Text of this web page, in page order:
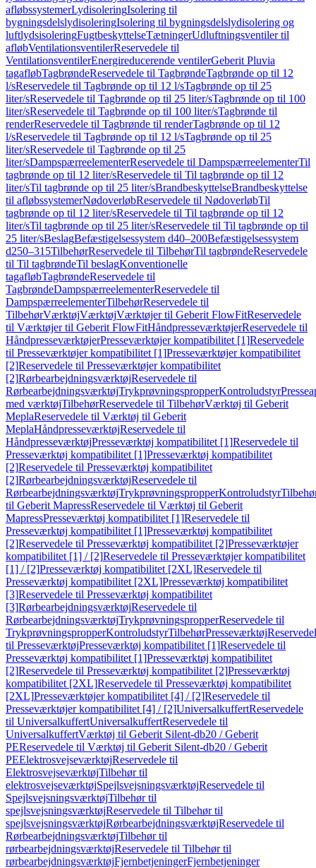
afløbssystemerLydisoleringIsolering til
bygningsdelslydisoleringIsolering til bygningsdelslydisolering og
luftlydsisoleringFugtbeskyttelseTætningerUdluftningsventiler til
afløbVentilationsventilerReservedele til
VentilationsventilerEnergireducerende ventilerGeberit Pluvia
tagafløbTagbrøndeReservedele til TagbrøndeTagbrønde op til 12
l/sReservedele til Tagbrønde op til 12 l/sTagbrønde op til 25
liter/sReservedele til Tagbrønde op til 25 liter/sTagbrønde op til 100
liter/sReservedele til Tagbrønde op til 100 liter/sTagbrønde til
renderReservedele til Tagbrønde til renderTagbrønde op til 12
l/sReservedele til Tagbrønde op til 12 l/sTagbrønde op til 25
liter/sReservedele til Tagbrønde op til 25
liter/sDampspærreelementerReservedele til DampspærreelementerTil
tagbrønde op til 12 liter/sReservedele til Til tagbrønde op til 12
liter/sTil tagbrønde op til 25 liter/sBrandbeskyttelseBrandbeskyttelse
til afløbssystemerNødoverløbReservedele til NødoverløbTil
tagbrønde op til 12 liter/sReservedele til Til tagbrønde op til 12
liter/sTil tagbrønde op til 25 liter/sReservedele til Til tagbrønde op til
25 liter/sBeslagBefæstigelsessystem d40–200Befæstigelsessystem
d250–315TilbehørReservedele til TilbehørTil tagbrøndeReservedele
til Til tagbrøndeTil beslagKonventionelle
tagafløbTagbrøndeReservedele til
TagbrøndeDampspærreelementerReservedele til
DampspærreelementerTilbehørReservedele til
TilbehørVærktøjVærktøjVærktøjer til Geberit FlowFitReservedele
til Værktøjer til Geberit FlowFitHåndpresseværktøjerReservedele til
HåndpresseværktøjerPresseværktøjer kompatibilitet [1]Reservedele
til Presseværktøjer kompatibilitet [1]Presseværktøjer kompatibilitet
[2]Reservedele til Presseværktøjer kompatibilitet
[2]RørbearbejdningsværktøjReservedele til
RørbearbejdningsværktøjTrykprøvningspropperKontroludstyr
med værktøjTilbehørReservedele til TilbehørVærktøj til Geberit
MeplaReservedele til Værktøj til Geberit
MeplaHåndpresseværktøjReservedele til
HåndpresseværktøjPresseværktøj kompatibilitet [1]Reservedele til
Presseværktøj kompatibilitet [1]Presseværktøj kompatibilitet
[2]Reservedele til Presseværktøj kompatibilitet
[2]RørbearbejdningsværktøjReservedele til
RørbearbejdningsværktøjTrykprøvningspropperKontroludstyr
til Geberit MapressReservedele til Værktøj til Geberit
MapressPresseværktøj kompatibilitet [1]Reservedele til
Presseværktøj kompatibilitet [1]Presseværktøj kompatibilitet
[2]Reservedele til Presseværktøj kompatibilitet [2]Presseværktøjer
kompatibilitet [1] / [2]Reservedele til Presseværktøjer kompatibilitet
[1] / [2]Presseværktøj kompatibilitet [2XL]Reservedele til
Presseværktøj kompatibilitet [2XL]Presseværktøj kompatibilitet
[3]Reservedele til Presseværktøj kompatibilitet
[3]RørbearbejdningsværktøjReservedele til
RørbearbejdningsværktøjTrykprøvningspropperReservedele til
TrykprøvningspropperKontroludstyrTilbehørPresseværktøj
til PresseværktøjPresseværktøj kompatibilitet [1]Reservedele til
Presseværktøj kompatibilitet [1]Presseværktøj kompatibilitet
[2]Reservedele til Presseværktøj kompatibilitet [2]Presseværktøj
kompatibilitet [2XL]Reservedele til Presseværktøj kompatibilitet
[2XL]Presseværktøjer kompatibilitet [4] / [2]Reservedele til
Presseværktøjer kompatibilitet [4] / [2]UniversalkuffertReservedele
til UniversalkuffertUniversalkuffertReservedele til
UniversalkuffertVærktøj til Geberit Silent-db20 / Geberit
PEReservedele til Værktøj til Geberit Silent-db20 / Geberit
PEElektrosvejseværktøjReservedele til
ElektrosvejseværktøjTilbehør til
elektrosvejseværktøjSpejlsvejsningsværktøjReservedele til
SpejlsvejsningsværktøjTilbehør til
spejlsvejsningsværktøjReservedele til Tilbehør til
spejlsvejsningsværktøjRørbearbejdningsværktøjReservedele til
RørbearbejdningsværktøjTilbehør til
rørbearbejdningsværktøjReservedele til Tilbehør til
rørbearbejdningsværktøjFjernbetjeningerFjernbetjeninger